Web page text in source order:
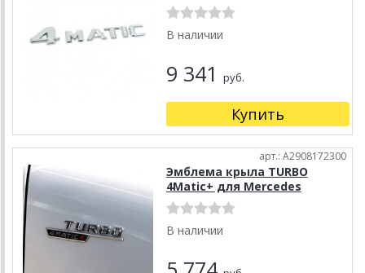
В наличии
9 341 руб.
Купить
арт.: A2908172300
Эмблема крыла TURBO
4Matic+ для Mercedes
В наличии